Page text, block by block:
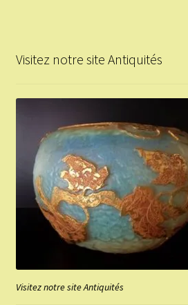
Visitez notre site Antiquités
Visitez notre site Antiquités